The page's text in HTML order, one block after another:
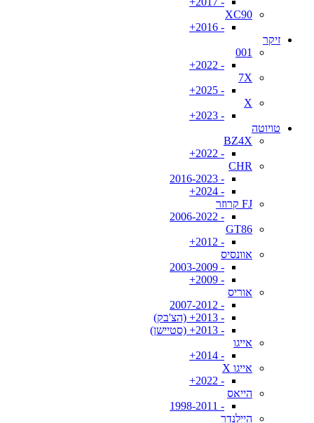
XC90
- 2016+
זיקר
001
- 2022+
7X
- 2025+
X
- 2023+
טויוטה
BZ4X
- 2022+
CHR
- 2016-2023
- 2024+
FJ קרוזר
- 2006-2022
GT86
- 2012+
אוונסיס
- 2003-2009
- 2009+
אוריס
- 2007-2012
- 2013+ (הצ'בק)
- 2013+ (סטיישן)
אייגו
- 2014+
אייגו X
- 2022+
הייאס
- 1998-2011
היילנדר